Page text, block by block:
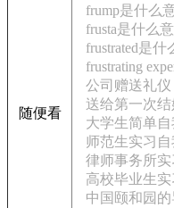
随便看
frump是什么
frusta是什么
frustrated是什
frustrating
公司赠送礼仪
送给第一次结
大学生简单
师范生实习
律师事务所
高校毕业生
中国颐和园